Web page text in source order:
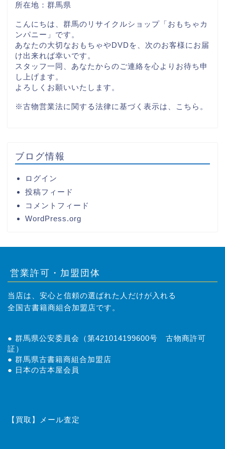
所在地：群馬県
こんにちは、群馬のリサイクルショップ「おもちゃカ
ンパニー」です。
あなたの大切なおもちゃやDVDを、次のお客様にお届
け出来れば幸いです。
スタッフ一同、あなたからのご連絡を心よりお待ち申
し上げます。
よろしくお願いいたします。
※古物営業法に関する法律に基づく表示は、 こちら。
ブログ情報
ログイン
投稿フィード
コメントフィード
WordPress.org
営業許可・加盟団体
当店は、安心と信頼の選ばれた人だけが入れる
全国古書籍商組合加盟店です。
● 群馬県公安委員会（第421014199600号 古物商許可
証）
● 群馬県古書籍商組合加盟店
● 日本の古本屋会員
【買取】メール査定